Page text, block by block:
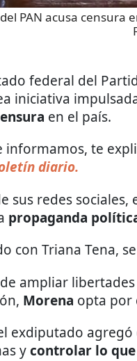
PAN acusa
federal del
iniciativa
en el país.
informamos, te
diario.
sus redes
propaganda
con Triana Tena,
ampliar
Morena opta por
exdiputado
ycontrolar lo que